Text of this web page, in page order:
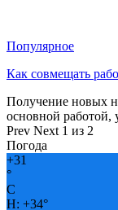
Популярное
Как совмещать
Получение новых
основной
Prev Next 1 из 2
Погода
+31
°
C
H: +34°